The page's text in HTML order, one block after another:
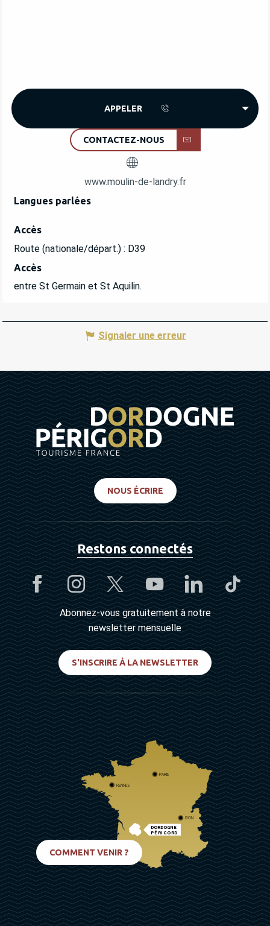
APPELER
CONTACTEZ-NOUS
www.moulin-de-landry.fr
Langues parlées
Langues parlées
Accès
Accès
Route (nationale/départ.) : D39
Accès
Accès
entre St Germain et St Aquilin.
Signaler une erreur
NOUS ÉCRIRE
Restons connectés
Abonnez-vous gratuitement à notre
newsletter mensuelle
S'INSCRIRE À LA NEWSLETTER
DORDOGNE
PÉRIGORD
PARIS
RENNES
LYON
COMMENT VENIR ?